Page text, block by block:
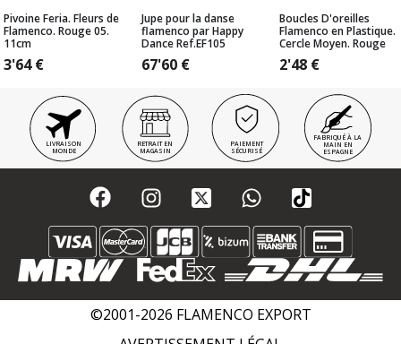
Pivoine Feria. Fleurs de
Flamenco. Rouge 05.
11cm
3'64€
Jupe pour la danse
flamenco par Happy
Dance Ref.EF105
67'60 €
Boucles D'oreilles
Flamenco en Plastique.
Cercle Moyen. Rouge
2'48 €
LIVRAISON
MONDE
RETRAIT EN
MAGASIN
PAIEMENT
SÉCURISÉ
FABRIQUÉ À LA
MAIN EN
ESPAGNE
©2001-2026 FLAMENCO EXPORT